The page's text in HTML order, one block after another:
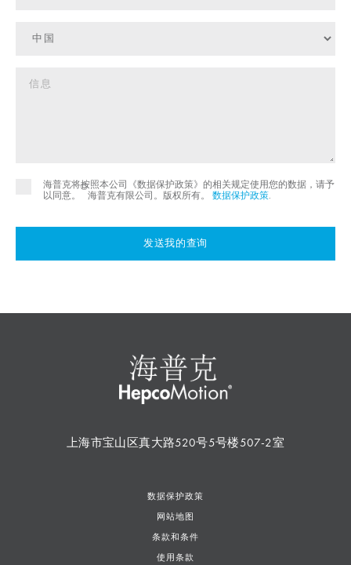
海普克将按照本公司《数据保护政策》的相关规定使用您的数据，请予
以同意。
©
海普克有限公司。版权所有。 数据保护政策
发送我的查询
上海市宝山区真大路520号5号楼507-2室
数据保护政策
网站地图
条款和条件
使用条款